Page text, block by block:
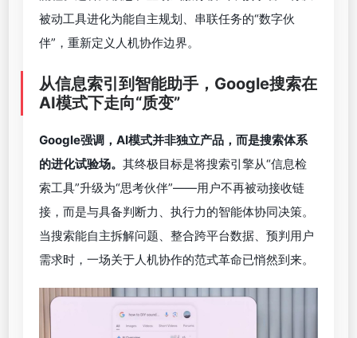
被动工具进化为能自主规划、串联任务的“数字伙
伴”，重新定义人机协作边界。
从信息索引到智能助手， Google搜索在
AI模式下走向“质变”
Google强调， AI模式并非独立产品，而是搜索体系
的进化试验场。 其终极目标是将搜索引擎从“信息检
索工具”升级为“思考伙伴”——用户不再被动接收链
接，而是与具备判断力、执行力的智能体协同决策。
当搜索能自主拆解问题、整合跨平台数据、预判用户
需求时，一场关于人机协作的范式革命已悄然到来。